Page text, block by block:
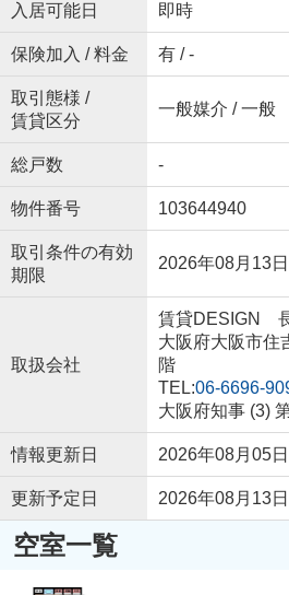
入居可能日 即時
保険加入 / 料金 有 / -
取引態様 /
賃貸区分
一般媒介 / 一般
総戸数 -
物件番号 103644940
取引条件の有効
期限
2026年08月13日
取扱会社
賃貸DESIGN
大阪府大阪市住
階
TEL:06-6696-
大阪府知事 (3)
情報更新日 2026年08月05日
更新予定日 2026年08月13日
空室一覧